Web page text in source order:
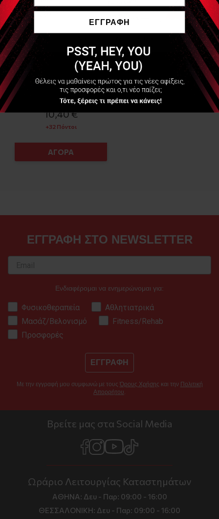
Διαθέσιμο
10,40 €
+32 Πόντοι
ΑΓΟΡΑ
ΕΓΓΡΑΦΗ ΣΤΟ NEWSLETTER
Ενδιαφέρομαι να ενημερώνομαι για:
Φυσικοθεραπεία
Αθλητιατρικά
Μασάζ/Βελονισμό
Fitness/Rehab
Προσφορές
ΕΓΓΡΑΦΗ
Με την εγγραφή μου συμφωνώ με τους Όρους Χρήσης και την Πολιτική
Απορρήτου.
Βρείτε μας στα Social Media
Ωράριο Λειτουργίας Καταστημάτων
ΑΘΗΝΑ: Δευ - Παρ: 09:00 - 16:00
ΘΕΣΣΑΛΟΝΙΚΗ: Δευ - Παρ: 09:00 - 16:00
ΕΓΓΡΑΦΗ